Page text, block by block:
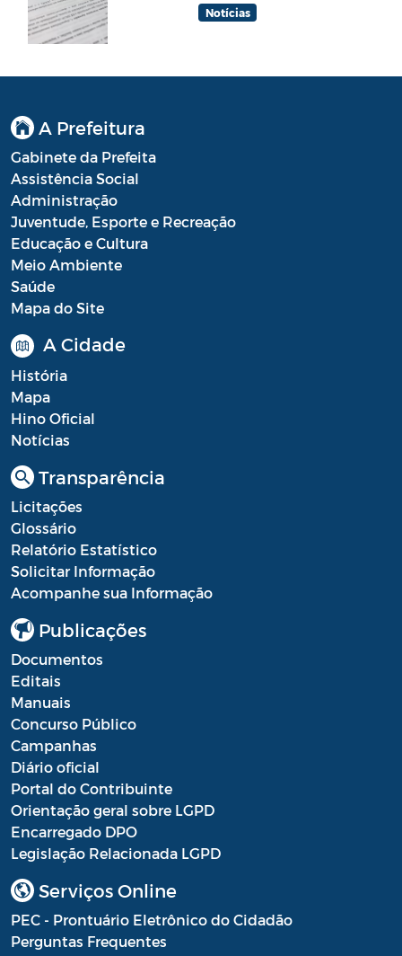
Notícias
A Prefeitura
Gabinete da Prefeita
Assistência Social
Administração
Juventude, Esporte e Recreação
Educação e Cultura
Meio Ambiente
Saúde
Mapa do Site
A Cidade
História
Mapa
Hino Oficial
Notícias
Transparência
Licitações
Glossário
Relatório Estatístico
Solicitar Informação
Acompanhe sua Informação
Publicações
Documentos
Editais
Manuais
Concurso Público
Campanhas
Diário oficial
Portal do Contribuinte
Orientação geral sobre LGPD
Encarregado DPO
Legislação Relacionada LGPD
Serviços Online
PEC - Prontuário Eletrônico do Cidadão
Perguntas Frequentes